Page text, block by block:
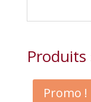
Produits
Promo !